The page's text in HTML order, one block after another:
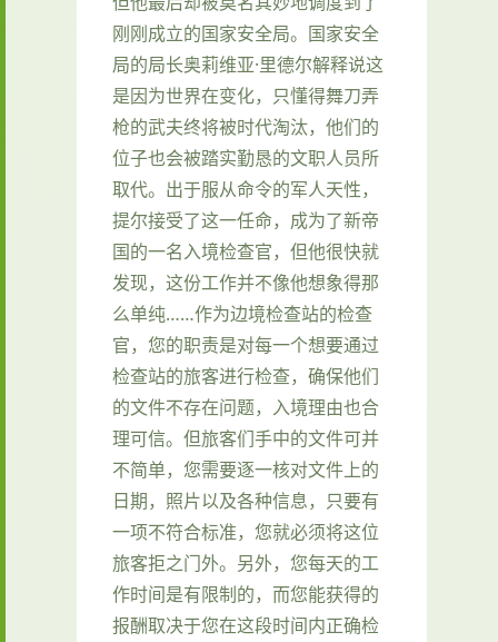
刚刚成立的国家安全局。国家安全
局的局长奥莉维亚·里德尔解释说这
是因为世界在变化，只懂得舞刀弄
枪的武夫终将被时代淘汰，他们的
位子也会被踏实勤恳的文职人员所
取代。出于服从命令的军人天性，
提尔接受了这一任命，成为了新帝
国的一名入境检查官，但他很快就
发现，这份工作并不像他想象得那
么单纯……作为边境检查站的检查
官，您的职责是对每一个想要通过
检查站的旅客进行检查，确保他们
的文件不存在问题，入境理由也合
理可信。但旅客们手中的文件可并
不简单，您需要逐一核对文件上的
日期，照片以及各种信息，只要有
一项不符合标准，您就必须将这位
旅客拒之门外。另外，您每天的工
作时间是有限制的，而您能获得的
报酬取决于您在这段时间内正确检